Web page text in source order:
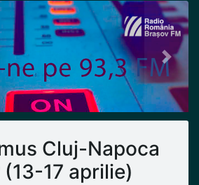
Next
Cluj-Napoca
17 aprilie)